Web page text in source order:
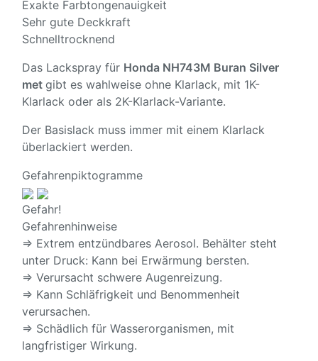
Exakte Farbtongenauigkeit
Sehr gute Deckkraft
Schnelltrocknend
Das Lackspray für Honda NH743M Buran Silver
met gibt es wahlweise ohne Klarlack, mit 1K-
Klarlack oder als 2K-Klarlack-Variante.
Der Basislack muss immer mit einem Klarlack
überlackiert werden.
Gefahrenpiktogramme
Gefahr!
Gefahrenhinweise
⇒ Extrem entzündbares Aerosol. Behälter steht
unter Druck: Kann bei Erwärmung bersten.
⇒ Verursacht schwere Augenreizung.
⇒ Kann Schläfrigkeit und Benommenheit
verursachen.
⇒ Schädlich für Wasserorganismen, mit
langfristiger Wirkung.